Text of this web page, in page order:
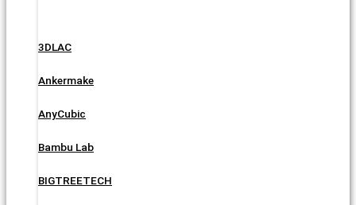
3DLAC
Ankermake
AnyCubic
Bambu Lab
BIGTREETECH